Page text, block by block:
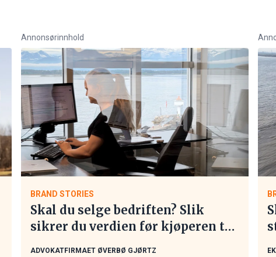
Annonsørinnhold
BRAND STORIES
Skal du selge bedriften? Slik
sikrer du verdien før kjøperen tar
ADVOKATFIRMAET ØVERBØ GJØRTZ